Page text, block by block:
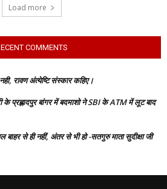
Load more
COMMENTS
रावण अंत्येष्टि संस्कार कहिए।
के प्रह्लादपुर बांगर में बदमाशो ने SBI के ATM में लूट बाद
बाहर से ही नहीं, अंतर से भी हो -सतगुरु माता सुदीक्षा जी